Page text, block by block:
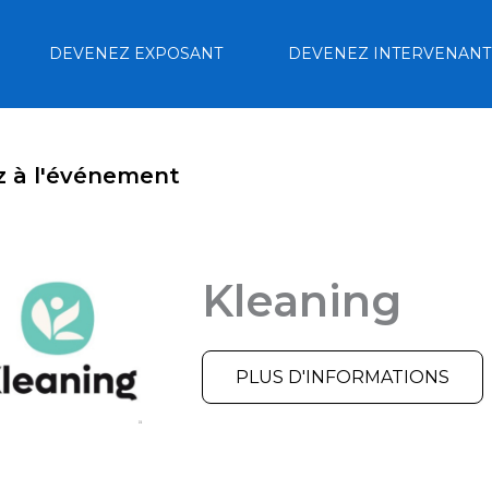
DEVENEZ EXPOSANT DEVENEZ INTERVENANT
à l'événement
Kleaning
PLUS D'INFORMATIONS